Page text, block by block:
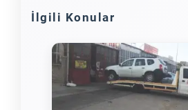
İlgili Konular